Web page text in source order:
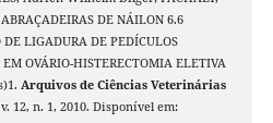
DE NÁILON 6.6
LIGADURA DE PEDÍCULOS
OVÁRIO-HISTERECTOMIA ELETIVA
Arquivos de Ciências Veterinárias
12, n. 1, 2010. Disponível em: